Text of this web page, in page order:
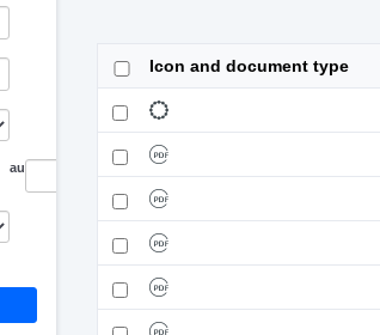
au
Icon and document type